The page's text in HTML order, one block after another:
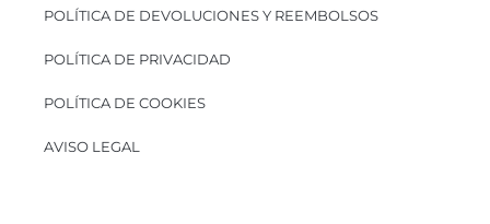
POLÍTICA DE DEVOLUCIONES Y REEMBOLSOS
POLÍTICA DE PRIVACIDAD
POLÍTICA DE COOKIES
AVISO LEGAL